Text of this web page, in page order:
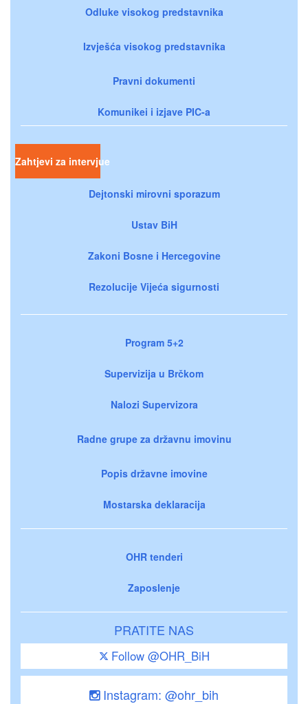
Odluke visokog predstavnika
Izvješća visokog predstavnika
Pravni dokumenti
Komunikei i izjave PIC-a
Zahtjevi za intervjue
Dejtonski mirovni sporazum
Ustav BiH
Zakoni Bosne i Hercegovine
Rezolucije Vijeća sigurnosti
Program 5+2
Supervizija u Brčkom
Nalozi Supervizora
Radne grupe za državnu imovinu
Popis državne imovine
Mostarska deklaracija
OHR tenderi
Zaposlenje
PRATITE NAS
Follow @OHR_BiH
Instagram: @ohr_bih